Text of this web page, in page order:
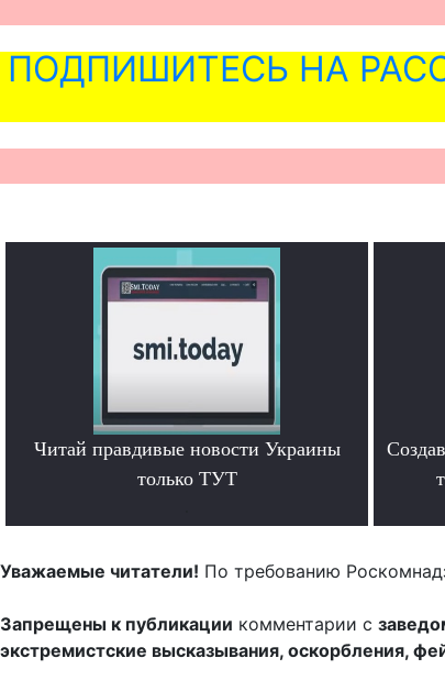
ПОДПИШИТЕСЬ НА
Читай правдивые новости Украины
только ТУТ
Уважаемые читатели! По требованию
Запрещены к публикации комментарии с
экстремистские высказывания, оскорбления,